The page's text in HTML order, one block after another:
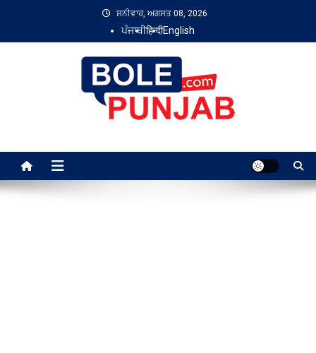
content
ਸ਼ਨੀਵਾਰ, ਅਗਸਤ 08, 2026
ਪੰਜਾਬੀहिन्दीEnglish